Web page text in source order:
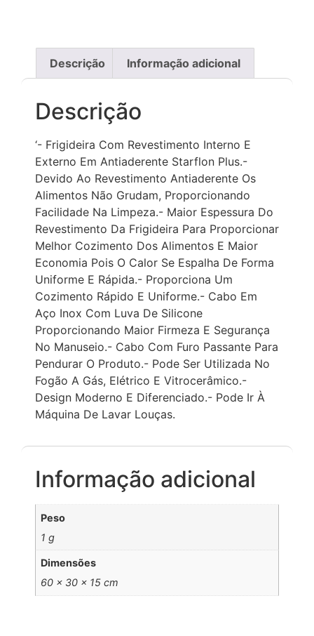
Descrição Informação adicional
Descrição
‘- Frigideira Com Revestimento Interno E
Externo Em Antiaderente Starflon Plus.-
Devido Ao Revestimento Antiaderente Os
Alimentos Não Grudam, Proporcionando
Facilidade Na Limpeza.- Maior Espessura Do
Revestimento Da Frigideira Para Proporcionar
Melhor Cozimento Dos Alimentos E Maior
Economia Pois O Calor Se Espalha De Forma
Uniforme E Rápida.- Proporciona Um
Cozimento Rápido E Uniforme.- Cabo Em
Aço Inox Com Luva De Silicone
Proporcionando Maior Firmeza E Segurança
No Manuseio.- Cabo Com Furo Passante Para
Pendurar O Produto.- Pode Ser Utilizada No
Fogão A Gás, Elétrico E Vitrocerâmico.-
Design Moderno E Diferenciado.- Pode Ir À
Máquina De Lavar Louças.
Informação adicional
Peso
1 g
Dimensões
60 × 30 × 15 cm